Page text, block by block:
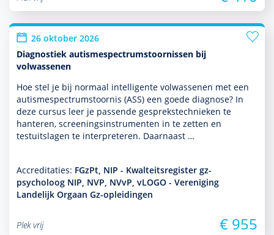
26 oktober 2026
Diagnostiek autismespectrumstoornissen bij
volwassenen
Hoe stel je bij normaal intelligente vol­was­senen met een
autisme­spectrum­stoor­nis (ASS) een goede diag­nose? In
deze cursus leer je pas­sende gesprekstech­nieken te
hanteren, screeningsinstru­men­ten in te zetten en
testuitslagen te inter­pre­te­ren. Daarnaast …
Accreditaties: FGzPt, NIP - Kwalteitsregister gz-
psycholoog NIP, NVP, NVvP, vLOGO - Vereniging
Landelijk Orgaan Gz-opleidingen
Plek vrij € 955